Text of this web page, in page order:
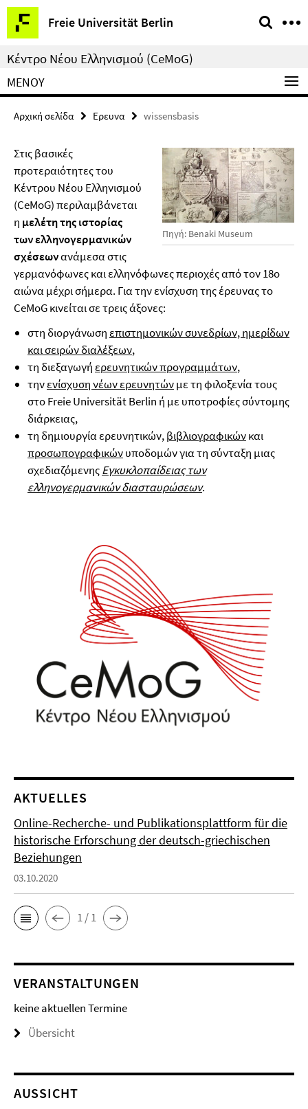
Springe
direkt
zu
Inhalt
Freie Universität Berlin
Υπηρεσίες
–
πλοήγηση
Κέντρο Νέου Ελληνισμού (CeMoG)
ΜΕΝΟΎ
Αρχική σελίδα Ερευνα wissensbasis
Πηγή: Benaki Museum
Στις βασικές
προτεραιότητες του
Κέντρου Νέου Ελληνισμού
(CeMoG) περιλαμβάνεται
η μελέτη της ιστορίας
των ελληνογερμανικών
σχέσεωνανάμεσα στις
γερμανόφωνες και ελληνόφωνες περιοχές από τον 18ο
αιώνα μέχρι σήμερα. Για την ενίσχυση της έρευνας το
CeMoG κινείται σε τρεις άξονες:
στη διοργάνωσηεπιστημονικών συνεδρίων, ημερίδων
και σειρών διαλέξεων,
τη διεξαγωγήερευνητικών προγραμμάτων,
τηνενίσχυση νέων ερευνητώνμε τη φιλοξενία τους
στο Freie Universität Berlin ή με υποτροφίες σύντομης
διάρκειας,
τη δημιουργία ερευνητικών,βιβλιογραφικώνκαι
προσωπογραφικώνυποδομών για τη σύνταξη μιας
σχεδιαζόμενηςΕγκυκλοπαίδειας των
ελληνογερμανικών διασταυρώσεων.
AKTUELLES
Online-Recherche- und Publikationsplattform für die
historische Erforschung der deutsch-griechischen
Beziehungen
03.10.2020
1 / 1
VERANSTALTUNGEN
keine aktuellen Termine
Übersicht
AUSSICHT